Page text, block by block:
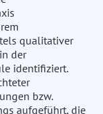
qualitativer
der
identifiziert.
bzw.
aufgeführt, die